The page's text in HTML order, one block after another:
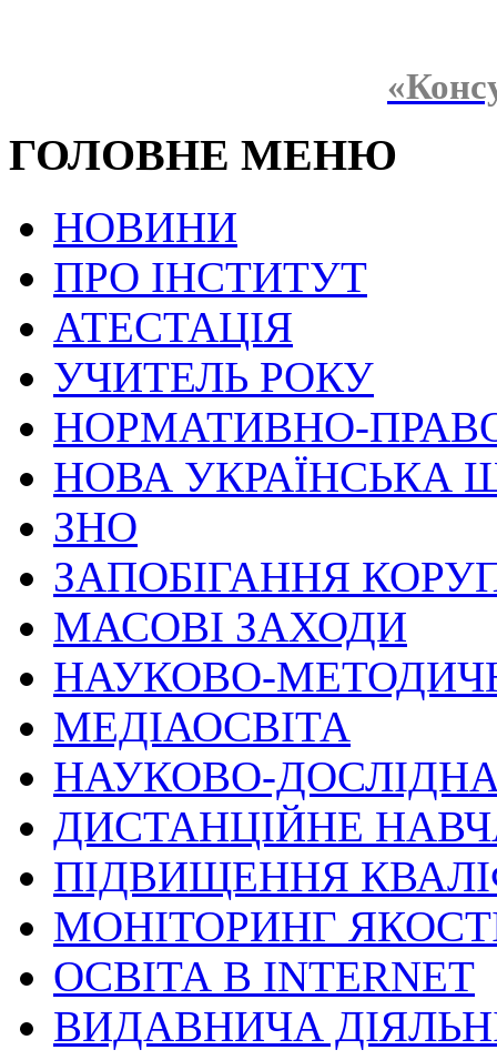
ГОЛОВНЕ МЕНЮ
НОВИНИ
ПРО ІНСТИТУТ
АТЕСТАЦІЯ
УЧИТЕЛЬ РОКУ
НОРМАТИВНО-
НОВА УКРАЇНСЬКА
ЗНО
ЗАПОБІГАННЯ
МАСОВІ ЗАХОДИ
НАУКОВО-
МЕДІАОСВІТА
НАУКОВО-
ДИСТАНЦІЙНЕ
ПІДВИЩЕННЯ
МОНІТОРИНГ
ОСВІТА В INTERNET
ВИДАВНИЧА